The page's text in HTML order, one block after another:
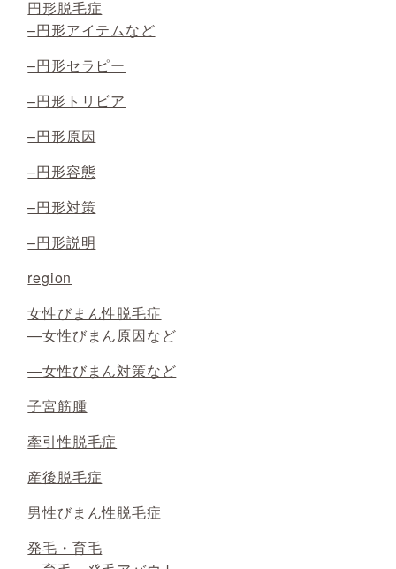
円形脱毛症
–円形アイテムなど
–円形セラピー
–円形トリビア
–円形原因
–円形容態
–円形対策
–円形説明
region
女性びまん性脱毛症
—女性びまん原因など
—女性びまん対策など
子宮筋腫
牽引性脱毛症
産後脱毛症
男性びまん性脱毛症
発毛・育毛